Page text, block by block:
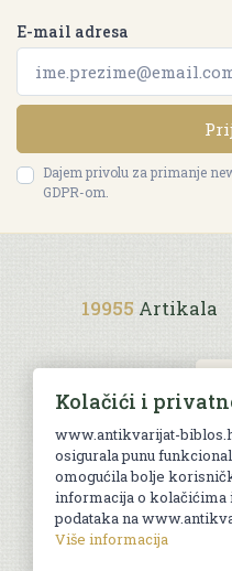
E-mail adresa
Dajem privolu za primanje
GDPR-om.
19955 Artikala
Kolačići i
www.antikvarijat-
osigurala punu
omogućila bolje
informacija o kolačićima
podataka na
Više informacija